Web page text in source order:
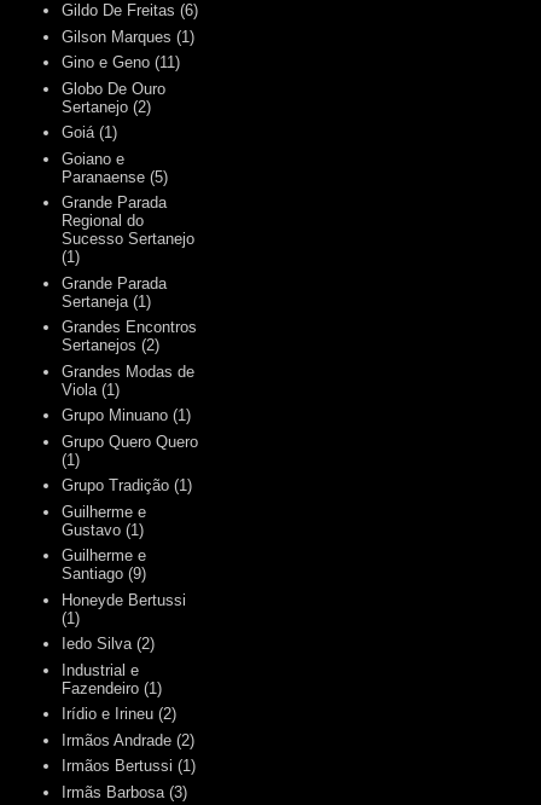
Gildo De Freitas (6)
Gilson Marques (1)
Gino e Geno (11)
Globo De Ouro
Sertanejo (2)
Goiá (1)
Goiano e
Paranaense (5)
Grande Parada
Regional do
Sucesso Sertanejo
(1)
Grande Parada
Sertaneja (1)
Grandes Encontros
Sertanejos (2)
Grandes Modas de
Viola (1)
Grupo Minuano (1)
Grupo Quero Quero
(1)
Grupo Tradição (1)
Guilherme e
Gustavo (1)
Guilherme e
Santiago (9)
Honeyde Bertussi
(1)
Iedo Silva (2)
Industrial e
Fazendeiro (1)
Irídio e Irineu (2)
Irmãos Andrade (2)
Irmãos Bertussi (1)
Irmãs Barbosa (3)